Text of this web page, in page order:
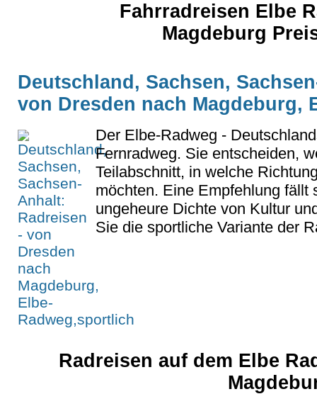
Fahrradreisen Elbe
Magdeburg
Deutschland, Sachsen,
von Dresden nach Magdeburg,
Der Elbe-Radweg -
Fernradweg. Sie entscheiden,
Teilabschnitt, in welche
möchten. Eine Empfehlung fällt
ungeheure Dichte von Kultur
Sie die sportliche Variante der
Radreisen auf dem Elbe